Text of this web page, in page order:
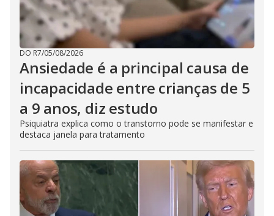
DO R7/05/08/2026
Ansiedade é a principal causa de
incapacidade entre crianças de 5
a 9 anos, diz estudo
Psiquiatra explica como o transtorno pode se manifestar e
destaca janela para tratamento